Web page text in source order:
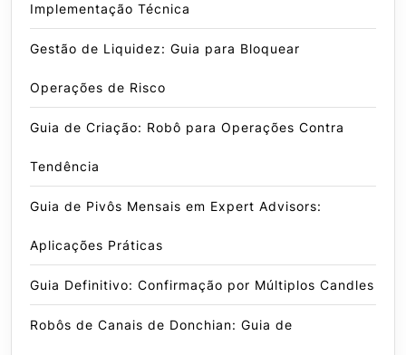
Implementação Técnica
Gestão de Liquidez: Guia para Bloquear
Operações de Risco
Guia de Criação: Robô para Operações Contra
Tendência
Guia de Pivôs Mensais em Expert Advisors:
Aplicações Práticas
Guia Definitivo: Confirmação por Múltiplos Candles
Robôs de Canais de Donchian: Guia de